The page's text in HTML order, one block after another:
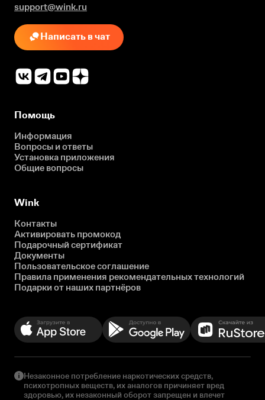
support@wink.ru
Написать в чат
Помощь
Информация
Вопросы и ответы
Установка приложения
Общие вопросы
Wink
Контакты
Активировать промокод
Подарочный сертификат
Документы
Пользовательское соглашение
Правила применения рекомендательных технологий
Подарки от наших партнёров
Незаконное потребление наркотических средств,
психотропных веществ, их аналогов причиняет вред
здоровью, их незаконный оборот запрещен и влечет